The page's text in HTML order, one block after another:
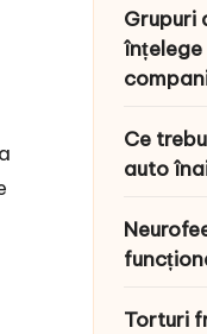
Grupuri
Ce
auto
Torturi